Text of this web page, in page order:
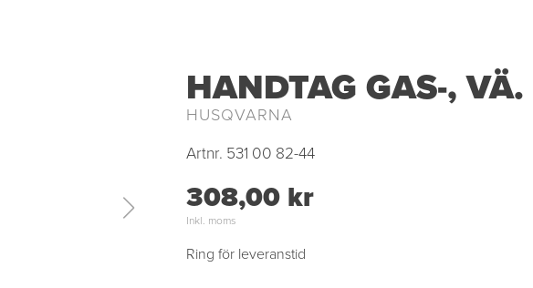
HANDTAG GAS-, VÄ.
HUSQVARNA
Artnr. 531 00 82-44
308,00 kr
Inkl. moms
Ring för leveranstid